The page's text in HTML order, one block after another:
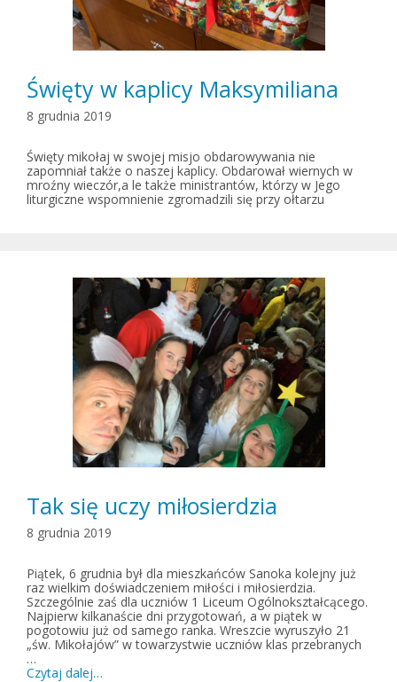
Święty w kaplicy Maksymiliana
8 grudnia 2019
Święty mikołaj w swojej misjo obdarowywania nie
zapomniał także o naszej kaplicy. Obdarował wiernych w
mroźny wieczór,a le także ministrantów, którzy w Jego
liturgiczne wspomnienie zgromadzili się przy ołtarzu
Tak się uczy miłosierdzia
8 grudnia 2019
Piątek, 6 grudnia był dla mieszkańców Sanoka kolejny już
raz wielkim doświadczeniem miłości i miłosierdzia.
Szczególnie zaś dla uczniów 1 Liceum Ogólnokształcącego.
Najpierw kilkanaście dni przygotowań, a w piątek w
pogotowiu już od samego ranka. Wreszcie wyruszyło 21
„św. Mikołajów” w towarzystwie uczniów klas przebranych
…
Czytaj dalej…